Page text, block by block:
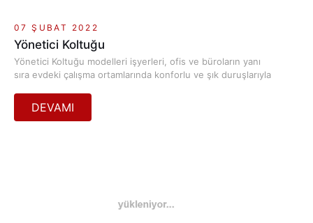
07 ŞUBAT 2022
Yönetici Koltuğu
Yönetici Koltuğu modelleri işyerleri, ofis ve büroların yanı
sıra evdeki çalışma ortamlarında konforlu ve şık duruşlarıyla
Yönetici Koltuğu kişilerin boylarına göre ayarlanabilen
özelliklere sahiplerdir. Girdikleri mekânların büyüklüklerine,